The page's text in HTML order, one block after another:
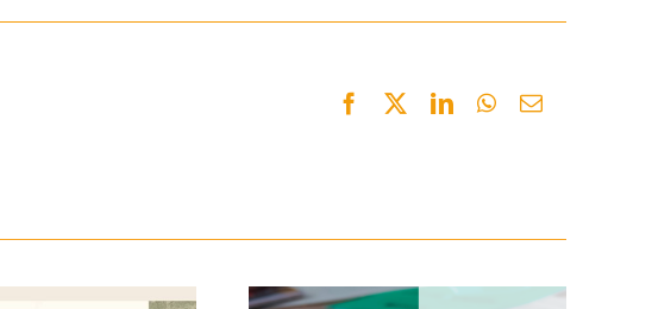
Facebook
TwitterLinkedInWhatsApp
Email